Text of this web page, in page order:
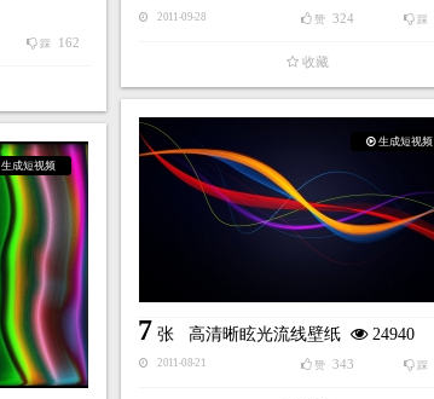
2011-09-28 踩
赞 324
收藏
踩 162
生成短视频
7 张 高清晰眩光流线壁纸 24940
2011-08-21 踩
赞 343
生成短视频